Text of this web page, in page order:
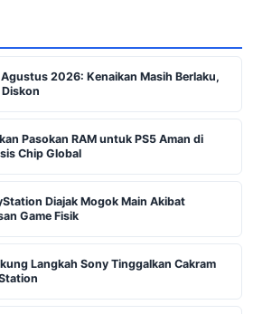
Agustus 2026: Kenaikan Masih Berlaku,
Pasokan RAM untuk PS5 Aman di
Chip Global
Diajak Mogok Main Akibat
Game Fisik
Langkah Sony Tinggalkan Cakram